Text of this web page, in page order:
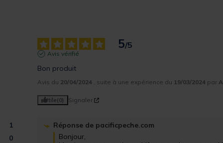
1
0
5/5
Avis vérifié
Bon produit
Avis du 20/04/2024 , suite à une expérience du 19/03/2024 par
Utile(0) Signaler
Réponse de pacificpeche.com
Bonjour,